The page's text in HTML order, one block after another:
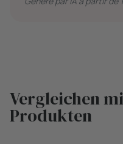
Vergleichen
Produkten